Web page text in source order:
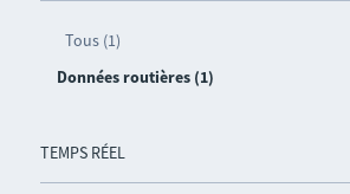
Tous (1)
Données routières (1)
TEMPS RÉEL